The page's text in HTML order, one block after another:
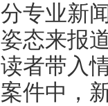
分专业新
姿态来报
读者带入
案件中，